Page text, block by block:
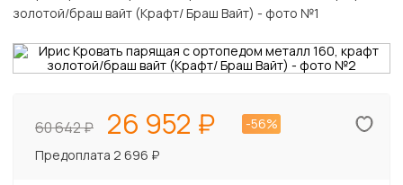
60 642 26 952
-56%
Предоплата 2 696 ₽